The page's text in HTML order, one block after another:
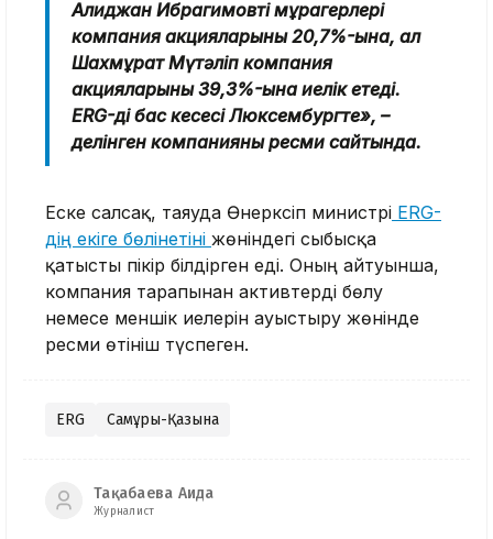
Алиджан Ибрагимовтің мұрагерлері
компания акцияларының 20,7%-ына, ал
Шахмұрат Мүтәліп компания
акцияларының 39,3%-ына иелік етеді.
ERG-дің бас кеңсесі Люксембургте», –
делінген компанияның ресми сайтында.
Еске салсақ, таяуда Өнеркәсіп министрі ERG-
дің екіге бөлінетіні жөніндегі сыбысқа
қатысты пікір білдірген еді. Оның айтуынша,
компания тарапынан активтерді бөлу
немесе меншік иелерін ауыстыру жөнінде
ресми өтініш түспеген.
ERG Самұрық-Қазына
Тақабаева Аида
Журналист